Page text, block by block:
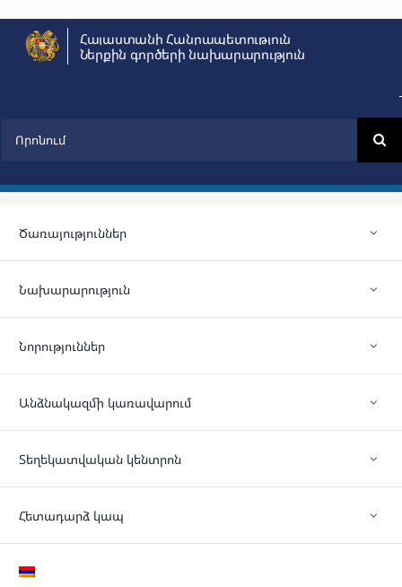
content
Հայաստանի Հանրապետություն
Ներքին գործերի նախարարություն
Ծառայություններ
Նախարարություն
Նորություններ
Անձնակազմի կառավարում
Տեղեկատվական կենտրոն
Հետադարձ կապ